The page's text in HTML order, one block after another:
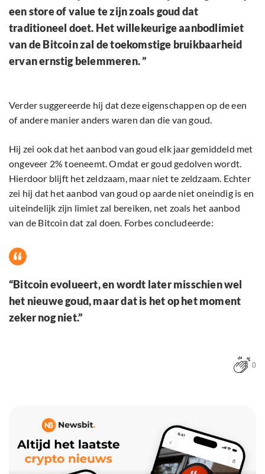
een store of value te zijn zoals goud dat
traditioneel doet. Het willekeurige aanbodlimiet
van de Bitcoin zal de toekomstige bruikbaarheid
ervan ernstig belemmeren. ”
Verder suggereerde hij dat deze eigenschappen op de een
of andere manier anders waren dan die van goud.
Hij zei ook dat het aanbod van goud elk jaar gemiddeld met
ongeveer 2% toeneemt. Omdat er goud gedolven wordt.
Hierdoor blijft het zeldzaam, maar niet te zeldzaam. Echter
zei hij dat het aanbod van goud op aarde niet oneindig is en
uiteindelijk zijn limiet zal bereiken, net zoals het aanbod
van de Bitcoin dat zal doen. Forbes concludeerde:
“Bitcoin evolueert, en wordt later misschien wel
het nieuwe goud, maar dat is het op het moment
zeker nog niet.”
0